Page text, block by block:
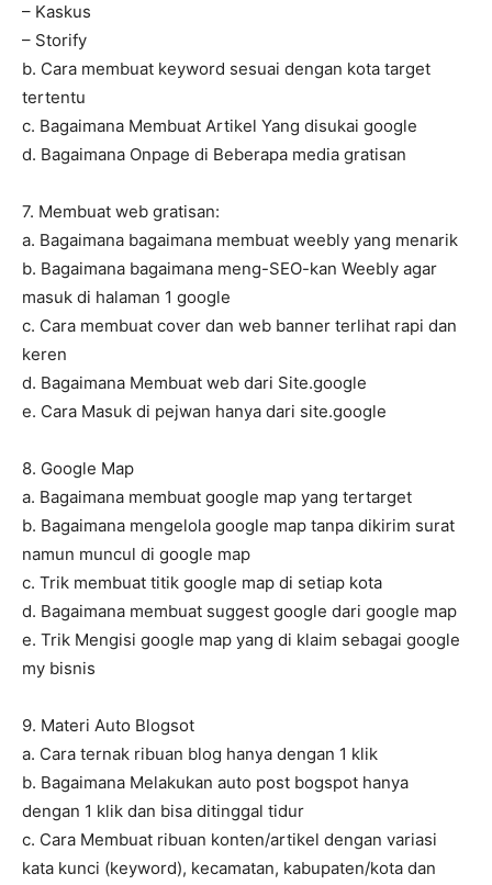
– Kaskus
– Storify
b. Cara membuat keyword sesuai dengan kota target
tertentu
c. Bagaimana Membuat Artikel Yang disukai google
d. Bagaimana Onpage di Beberapa media gratisan
7. Membuat web gratisan:
a. Bagaimana bagaimana membuat weebly yang menarik
b. Bagaimana bagaimana meng-SEO-kan Weebly agar
masuk di halaman 1 google
c. Cara membuat cover dan web banner terlihat rapi dan
keren
d. Bagaimana Membuat web dari Site.google
e. Cara Masuk di pejwan hanya dari site.google
8. Google Map
a. Bagaimana membuat google map yang tertarget
b. Bagaimana mengelola google map tanpa dikirim surat
namun muncul di google map
c. Trik membuat titik google map di setiap kota
d. Bagaimana membuat suggest google dari google map
e. Trik Mengisi google map yang di klaim sebagai google
my bisnis
9. Materi Auto Blogsot
a. Cara ternak ribuan blog hanya dengan 1 klik
b. Bagaimana Melakukan auto post bogspot hanya
dengan 1 klik dan bisa ditinggal tidur
c. Cara Membuat ribuan konten/artikel dengan variasi
kata kunci (keyword), kecamatan, kabupaten/kota dan